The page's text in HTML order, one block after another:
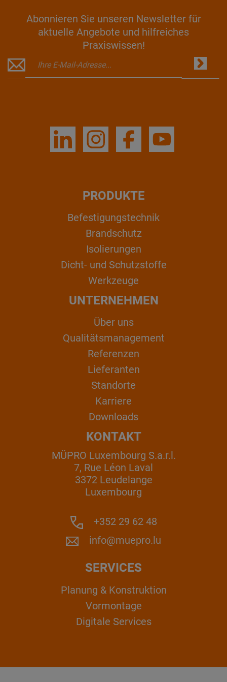
Abonnieren Sie unseren Newsletter für
aktuelle Angebote und hilfreiches
Praxiswissen!
PRODUKTE
Befestigungstechnik
Brandschutz
Isolierungen
Dicht- und Schutzstoffe
Werkzeuge
UNTERNEHMEN
Über uns
Qualitätsmanagement
Referenzen
Lieferanten
Standorte
Karriere
Downloads
KONTAKT
MÜPRO Luxembourg S.a.r.l.
7, Rue Léon Laval
3372 Leudelange
Luxembourg
+352 29 62 48
info@muepro.lu
SERVICES
Planung & Konstruktion
Vormontage
Digitale Services